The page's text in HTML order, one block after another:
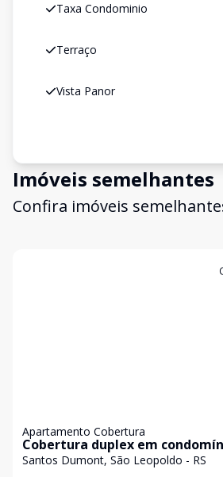
Taxa Condominio
Terraço
Vista Panor
Imóveis semelhantes
Confira imóveis
Apartamento Cobertura
Cobertura duplex em
localização!
Santos Dumont, São Leopoldo - RS